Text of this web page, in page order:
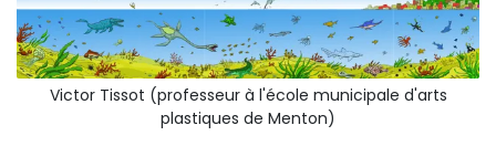
Victor Tissot (professeur à l'école municipale d'arts
plastiques de Menton)